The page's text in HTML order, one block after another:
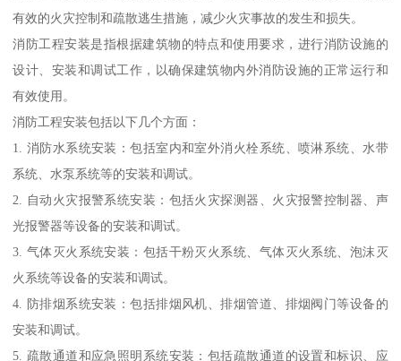
有效的火灾控制和疏散逃生措施，减少火灾事故的发生和损失。
消防工程安装是指根据建筑物的特点和使用要求，进行消防设施的
设计、安装和调试工作，以确保建筑物内外消防设施的正常运行和
有效使用。
消防工程安装包括以下几个方面：
1. 消防水系统安装：包括室内和室外消火栓系统、喷淋系统、水带
系统、水泵系统等的安装和调试。
2. 自动火灾报警系统安装：包括火灾探测器、火灾报警控制器、声
光报警器等设备的安装和调试。
3. 气体灭火系统安装：包括干粉灭火系统、气体灭火系统、泡沫灭
火系统等设备的安装和调试。
4. 防排烟系统安装：包括排烟风机、排烟管道、排烟阀门等设备的
安装和调试。
5. 疏散通道和应急照明系统安装：包括疏散通道的设置和标识、应